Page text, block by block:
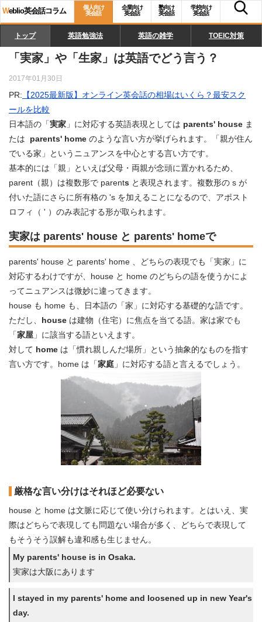
Weblio英会話コラム
個人向け
英会話
企業向け
英会話
塾向け
英会話
学校向け
英会話
トップ 英語勉強法 英語の雑学 TOEIC対策
「実家」や「生家」は英語でどう言う？
2017年01月30日
PR: 【2025最新版】オンライン英会話の相場はいくら？最安スク
ールを比較
日本語の「実家 」に対応する英語表現としては parents' house ま
たは parents' home のような言い方が挙げられます。「親が住ん
でいる家」というニュアンスを中心とする言い方です。
基本的には「親」といえば父母・両親が念頭に置かれるため、
parent（親）は複数形で parents と表現されます。複数形の s が
付いた語にさらに所有格の 's を加えることになるので、アポスト
ロフィ（ ' ）のみ表記する形が取られます。
実家は parents' house と parents' homeで
parents' house と parents' home 、どちらの表現でも「実家」に
対応するわけですが、house と home のどちらの語を使うかによ
ってニュアンスは微妙に違ってきます。
house も home も、日本語の「家」に対応する基礎的な語です。
ただし、 house は建物（住宅）に焦点を当てる語。家は家でも
「家屋 」に該当する語といえます。
対して home は「慣れ親しんだ場所」という抽象的なものを指す
言い方です。home は「家庭 」に対応する語と言えるでしょう。
厳格な言い分けはそれほど必要ない
house と home は文脈に応じて使い分けられます。とはいえ、実
際はどちらで表現しても問題ない場合が多く、どちらで表現して
もそうそう誤解も違和感も生じません。
My parents' house is in Osaka.
実家は大阪にあります
I stayed in my parents' home and loosened up in new Year's
day.